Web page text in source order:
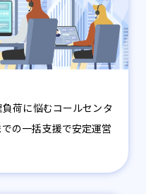
負荷に悩むコールセンタ
の一括支援で安定運営